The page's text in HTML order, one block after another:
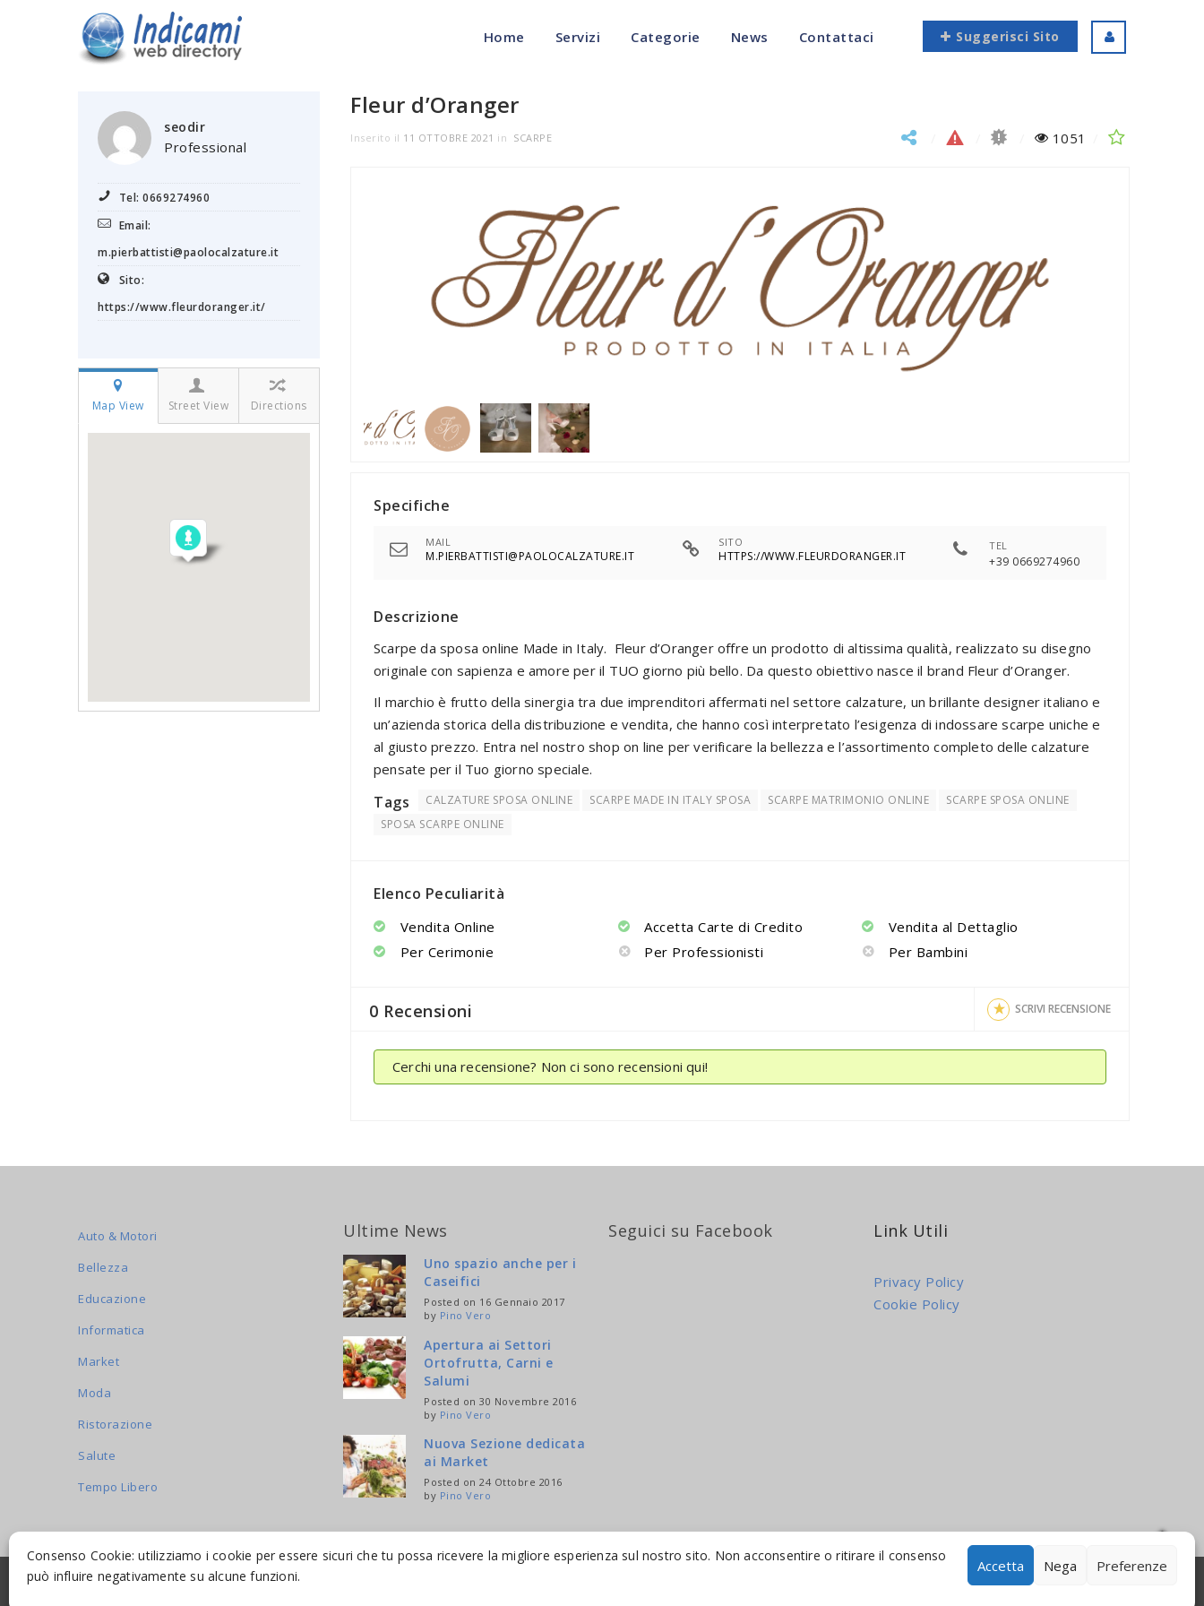
Consenso Cookie: utilizziamo i cookie per essere sicuri che tu possa ricevere la migliore esperienza sul nostro sito. Non acconsentire o ritirare il consenso
può influire negativamente su alcune funzioni.
Accetta Nega Preferenze
Home Servizi Categorie News Contattaci Suggerisci Sito
seodir
Professional
Tel: 0669274960
Email:
m.pierbattisti@paolocalzature.it
Sito:
https://www.fleurdoranger.it/
Map View Street View Directions
Fleur d’Oranger
Inserito il 11 OTTOBRE 2021 in SCARPE 1051
Specifiche
MAIL
M.PIERBATTISTI@PAOLOCALZATURE.IT
SITO
HTTPS://WWW.FLEURDORANGER.IT
TEL
+39 0669274960
Descrizione
Scarpe da sposa online Made in Italy. Fleur d’Oranger offre un prodotto di altissima qualità, realizzato su disegno
originale con sapienza e amore per il TUO giorno più bello. Da questo obiettivo nasce il brand Fleur d’Oranger.
Il marchio è frutto della sinergia tra due imprenditori affermati nel settore calzature, un brillante designer italiano e
un’azienda storica della distribuzione e vendita, che hanno così interpretato l’esigenza di indossare scarpe uniche e
al giusto prezzo. Entra nel nostro shop on line per verificare la bellezza e l’assortimento completo delle calzature
pensate per il Tuo giorno speciale.
Tags CALZATURE SPOSA ONLINE SCARPE MADE IN ITALY SPOSA SCARPE MATRIMONIO ONLINE
SCARPE SPOSA ONLINE
SPOSA SCARPE ONLINE
Elenco Peculiarità
Vendita Online Accetta Carte di Credito
Vendita al Dettaglio
Per Cerimonie
Per Professionisti Per Bambini
0 Recensioni SCRIVI RECENSIONE
Cerchi una recensione? Non ci sono recensioni qui!
Auto & Motori
Bellezza
Educazione
Informatica
Market
Moda
Ristorazione
Salute
Tempo Libero
Ultime News
Uno spazio anche per i
Caseifici
Posted on 16 Gennaio 2017
by Pino Vero
Apertura ai Settori
Ortofrutta, Carni e
Salumi
Posted on 30 Novembre 2016
by Pino Vero
Nuova Sezione dedicata
ai Market
Posted on 24 Ottobre 2016
by Pino Vero
Seguici su Facebook Link Utili
Privacy Policy
Cookie Policy
© 2016-2026 INDICAMI BY TRUEPINE, LLC. ALL RIGHTS RESERVED.